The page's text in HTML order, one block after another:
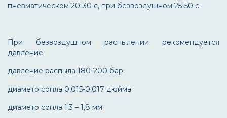
пневматическом 20-30 с, при безвоздушном 25-50 с.
При безвоздушном распылении рекомендуется
давление
давление распыла 180-200 бар
диаметр сопла 0,015-0,017 дюйма
диаметр сопла 1,3 – 1,8 мм